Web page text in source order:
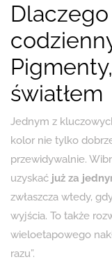
światłem
Jednym z
kolor nie tylko
przewidywalnie.
uzyskać już za
zwłaszcza wtedy,
wyjścia. To także
wieloetapowego
razu”.